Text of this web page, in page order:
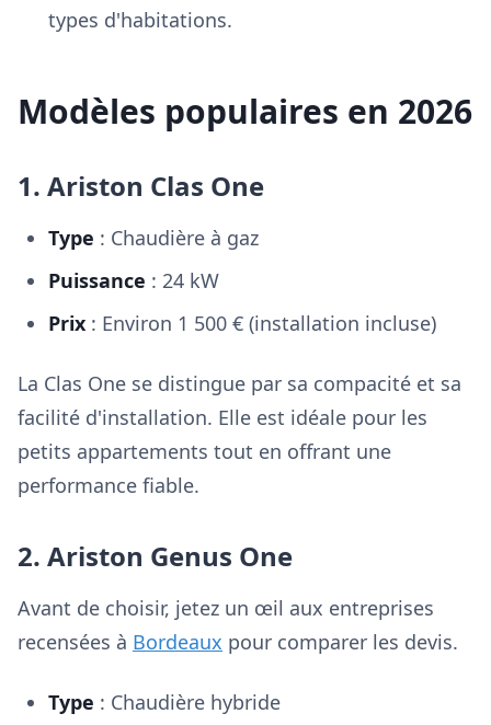
types d'habitations.
Modèles populaires en 2026
1. Ariston Clas One
Type : Chaudière à gaz
Puissance : 24 kW
Prix : Environ 1 500 € (installation incluse)
La Clas One se distingue par sa compacité et sa
facilité d'installation. Elle est idéale pour les
petits appartements tout en offrant une
performance fiable.
2. Ariston Genus One
Avant de choisir, jetez un œil aux entreprises
recensées à Bordeaux pour comparer les devis.
Type : Chaudière hybride